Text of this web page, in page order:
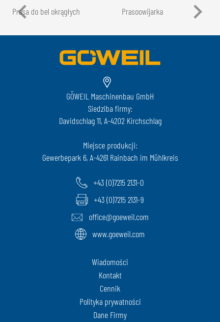
Prasa do bel okrągłych Prasoowijarka
GÖWEIL Maschinenbau GmbH
Siedziba firmy:
Davidschlag 11, A-4202 Kirchschlag
Miejsce produkcji:
Gewerbepark 6, A-4261 Rainbach im Mühlkreis
+43 (0)7215 2131-0
+43 (0)7215 2131-9
office@goeweil.com
www.goeweil.com
Wiadomości
Kontakt
Cennik
Polityka prywatności
Dane Firmy